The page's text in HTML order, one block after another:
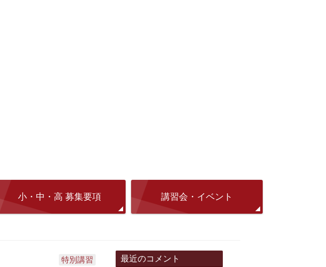
小・中・高 募集要項 講習会・イベント
特別講習 最近のコメント